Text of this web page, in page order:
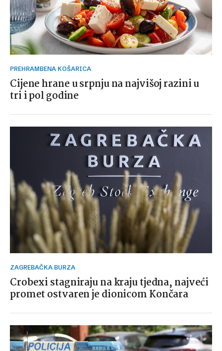
PREHRAMBENA KOŠARICA
Cijene hrane u srpnju na najvišoj razini u
tri i pol godine
ZAGREBAČKA BURZA
Crobexi stagniraju na kraju tjedna, najveći
promet ostvaren je dionicom Končara